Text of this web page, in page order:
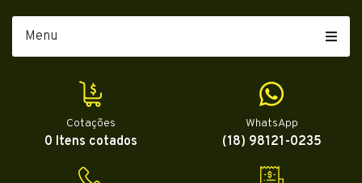
Menu
Cotações
0 Itens cotados
WhatsApp
(18) 98121-0235